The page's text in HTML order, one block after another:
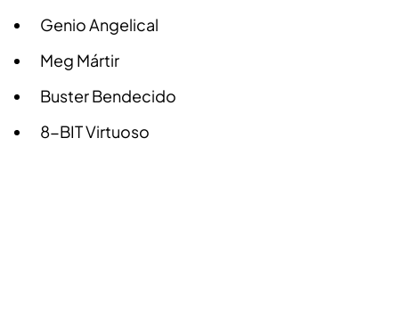
Genio Angelical
Meg Mártir
Buster Bendecido
8-BIT Virtuoso